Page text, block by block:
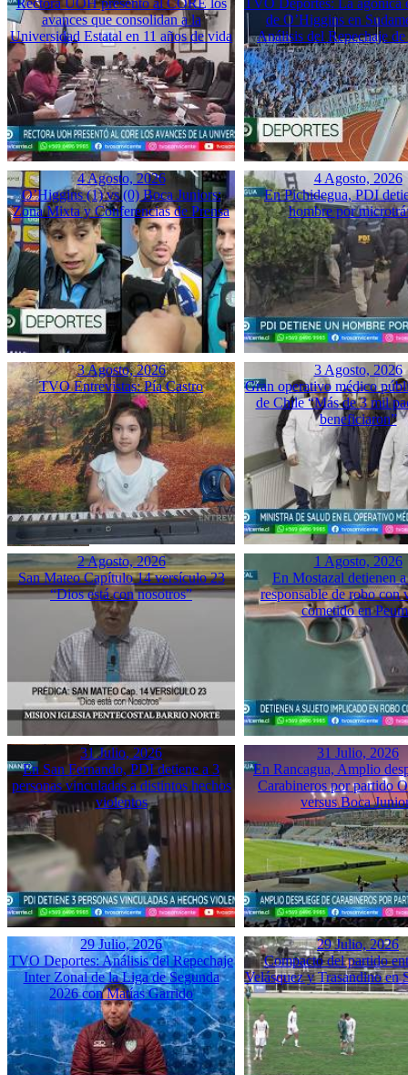
Rectora UOH presentó al CORE los
avances que consolidan a la
Universidad Estatal en 11 años de vida
TVO Deportes: La agónica
de O’Higgins en
Análisis del Repechaje de
4 Agosto, 2026
O’Higgins (1) vs (0) Boca Juniors:
Zona Mixta y Conferencias de Prensa
4 Agosto, 2026
En Pichidegua, PDI
hombre por
3 Agosto, 2026
TVO Entrevistas: Pía Castro
3 Agosto, 2026
Gran operativo médico
de Chile “Más de 3 mil
beneficiaron”
2 Agosto, 2026
San Mateo Capítulo 14 versículo 23
“Dios está con nosotros”
1 Agosto, 2026
En Mostazal detienen
responsable de robo con
cometido en
31 Julio, 2026
En San Fernando, PDI detiene a 3
personas vinculadas a distintos hechos
violentos
31 Julio, 2026
En Rancagua, Amplio
Carabineros por partido
versus Boca
29 Julio, 2026
TVO Deportes: Análisis del Repechaje
Inter Zonal de la Liga de Segunda
2026 con Matías Garrido
29 Julio, 2026
Compacto del partido
Velásquez y Trasandino en